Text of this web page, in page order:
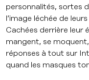
personnalités, sortes
l’image léchée de
Cachées derrière leur
mangent, se
réponses à tout sur
quand les masques